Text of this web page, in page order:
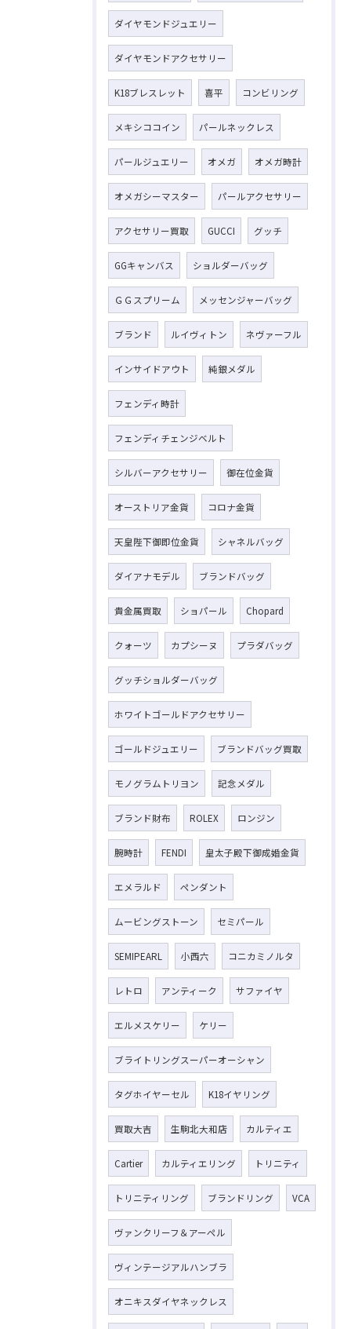
ダイヤモンドジュエリー
ダイヤモンドアクセサリー
K18ブレスレット 喜平 コンビリング
メキシココイン パールネックレス
パールジュエリー オメガ オメガ時計
オメガシーマスター パールアクセサリー
アクセサリー買取 GUCCI グッチ
GGキャンバス ショルダーバッグ
ＧＧスプリーム メッセンジャーバッグ
ブランド ルイヴィトン ネヴァーフル
インサイドアウト 純銀メダル
フェンディ時計
フェンディチェンジベルト
シルバーアクセサリー 御在位金貨
オーストリア金貨 コロナ金貨
天皇陛下御即位金貨 シャネルバッグ
ダイアナモデル ブランドバッグ
貴金属買取 ショパール Chopard
クォーツ カプシーヌ プラダバッグ
グッチショルダーバッグ
ホワイトゴールドアクセサリー
ゴールドジュエリー ブランドバッグ買取
モノグラムトリヨン 記念メダル
ブランド財布 ROLEX ロンジン
腕時計 FENDI 皇太子殿下御成婚金貨
エメラルド ペンダント
ムービングストーン セミパール
SEMIPEARL 小西六 コニカミノルタ
レトロ アンティーク サファイヤ
エルメスケリー ケリー
ブライトリングスーパーオーシャン
タグホイヤーセル K18イヤリング
買取大吉 生駒北大和店 カルティエ
Cartier カルティエリング トリニティ
トリニティリング ブランドリング VCA
ヴァンクリーフ＆アーペル
ヴィンテージアルハンブラ
オニキスダイヤネックレス